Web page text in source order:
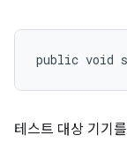
public void
테스트 대상 기기